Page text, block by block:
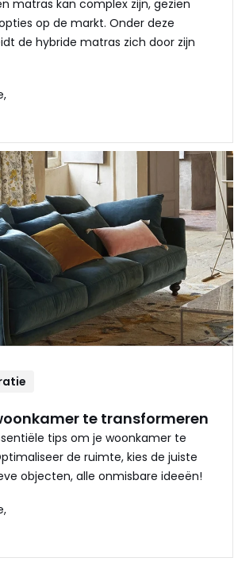
matras kan complex zijn, gezien
op de markt. Onder deze
de hybride matras zich door zijn
te transformeren
tips om je woonkamer te
de ruimte, kies de juiste
objecten, alle onmisbare ideeën!